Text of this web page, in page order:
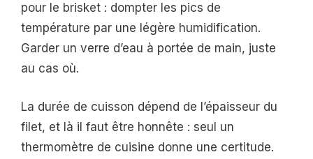
pour le brisket : dompter les pics de
température par une légère humidification.
Garder un verre d’eau à portée de main, juste
au cas où.
La durée de cuisson dépend de l’épaisseur du
filet, et là il faut être honnête : seul un
thermomètre de cuisine donne une certitude.